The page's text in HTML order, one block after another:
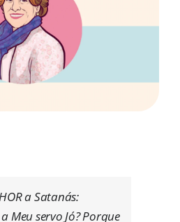
a Satanás:
Meu servo Jó? Porque